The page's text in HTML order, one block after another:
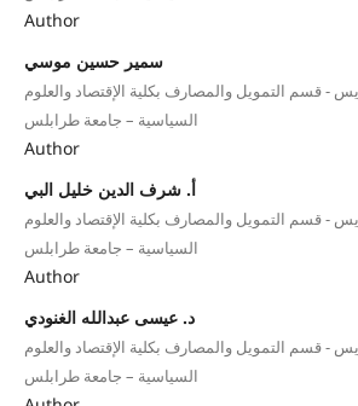
Author
سمير حسين موسي
- قسم التمويل والمصارف بكلية الإقتصاد والعلوم
السياسية – جامعة طرابلس
Author
أ. شرف الدين خليل البي
- قسم التمويل والمصارف بكلية الإقتصاد والعلوم
السياسية – جامعة طرابلس
Author
د. عيسى عبدالله الغنودي
- قسم التمويل والمصارف بكلية الإقتصاد والعلوم
السياسية – جامعة طرابلس